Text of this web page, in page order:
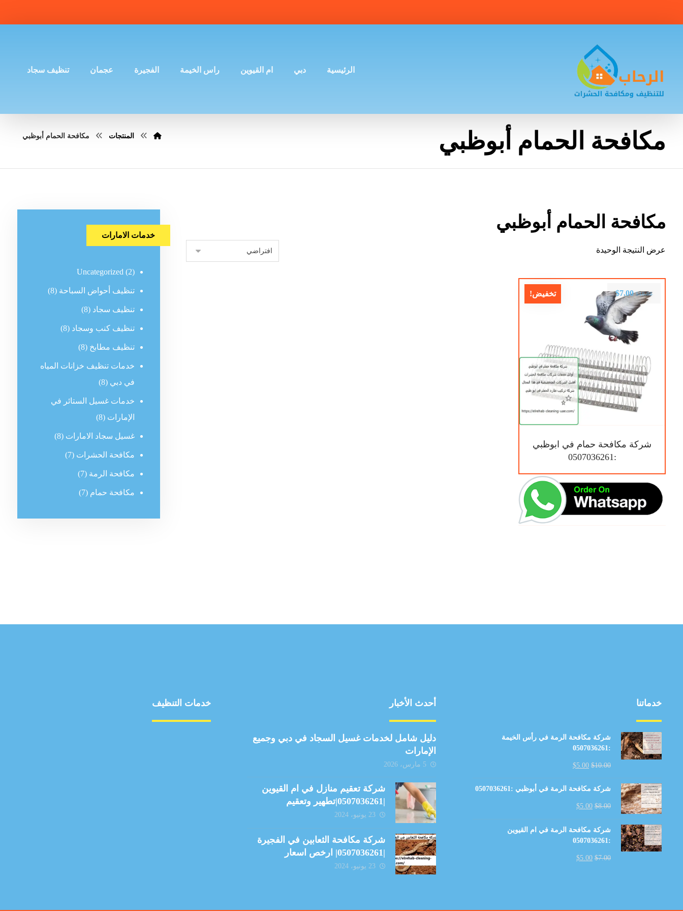
الرئيسية دبي ام القيوين راس الخيمة الفجيرة عجمان تنظيف سجاد
مكافحة الحمام أبوظبي المنتجات مكافحة الحمام أبوظبي
مكافحة الحمام أبوظبي
عرض النتيجة الوحيدة
تخفيض!
شركة مكافحة حمام في ابوظبي
:0507036261
$10.00
$7.00
خدمات الامارات
Uncategorized (2)
تنظيف أحواض السباحة (8)
تنظيف سجاد (8)
تنظيف كنب وسجاد (8)
تنظيف مطابخ (8)
خدمات تنظيف خزانات المياه
في دبي (8)
خدمات غسيل الستائر في
الإمارات (8)
غسيل سجاد الامارات (8)
مكافحة الحشرات (7)
مكافحة الرمة (7)
مكافحة حمام (7)
خدماتنا
شركة مكافحة الرمة في رأس الخيمة
:0507036261
$10.00
$5.00
شركة مكافحة الرمة في أبوظبي :0507036261
$8.00
$5.00
شركة مكافحة الرمة في ام القيوين
:0507036261
$7.00
$5.00
أحدث الأخبار
دليل شامل لخدمات غسيل السجاد في دبي وجميع
الإمارات
5 مارس، 2026
شركة تعقيم منازل في ام القيوين
|0507036261|تطهير وتعقيم
23 يونيو، 2024
شركة مكافحة الثعابين في الفجيرة
|0507036261| ارخص اسعار
23 يونيو، 2024
خدمات التنظيف